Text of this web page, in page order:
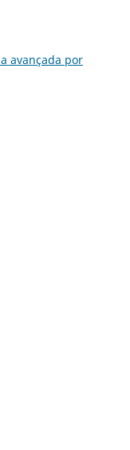
avançada por